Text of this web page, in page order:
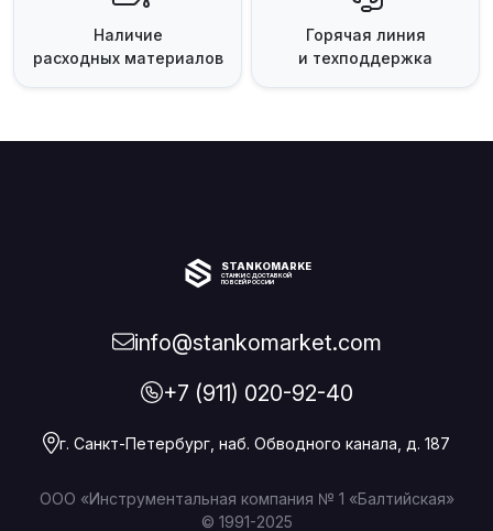
Наличие
расходных материалов
Горячая линия
и техподдержка
STANKOMARKET
СТАНКИ С ДОСТАВКОЙ
ПО ВСЕЙ РОССИИ
info@stankomarket.com
+7 (911) 020-92-40
г. Санкт-Петербург, наб. Обводного канала, д. 187
ООО «Инструментальная компания № 1 «Балтийская»
© 1991-2025